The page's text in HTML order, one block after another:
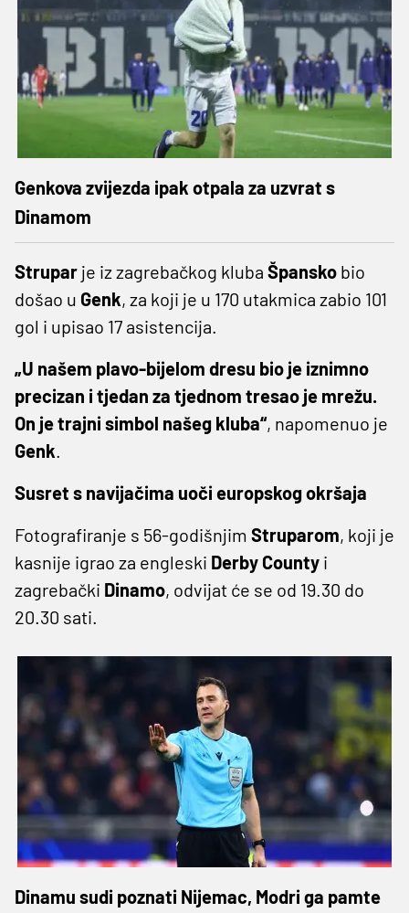
Genkova zvijezda ipak otpala za uzvrat s
Dinamom
Strupar je iz zagrebačkog kluba Špansko bio
došao u Genk, za koji je u 170 utakmica zabio 101
gol i upisao 17 asistencija.
„U našem plavo-bijelom dresu bio je iznimno
precizan i tjedan za tjednom tresao je mrežu.
On je trajni simbol našeg kluba“, napomenuo je
Genk.
Susret s navijačima uoči europskog okršaja
Fotografiranje s 56-godišnjim Struparom, koji je
kasnije igrao za engleski Derby County i
zagrebački Dinamo, odvijat će se od 19.30 do
20.30 sati.
Dinamu sudi poznati Nijemac, Modri ga pamte